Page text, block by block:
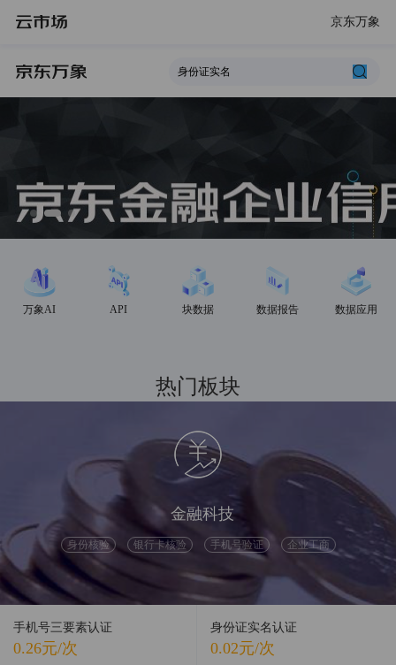
京东万象
万象AI API 块数据 数据报告 数据应用
热门板块
金融科技
身份核验 银行卡核验 手机号验证 企业工商
手机号三要素认证
0.26元/次
身份证实名认证
0.02元/次